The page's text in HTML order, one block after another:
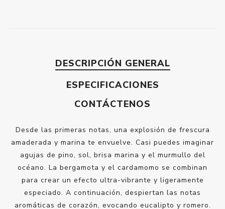
DESCRIPCIÓN GENERAL
ESPECIFICACIONES
CONTÁCTENOS
Desde las primeras notas, una explosión de frescura
amaderada y marina te envuelve. Casi puedes imaginar
agujas de pino, sol, brisa marina y el murmullo del
océano. La bergamota y el cardamomo se combinan
para crear un efecto ultra-vibrante y ligeramente
especiado. A continuación, despiertan las notas
aromáticas de corazón, evocando eucalipto y romero.